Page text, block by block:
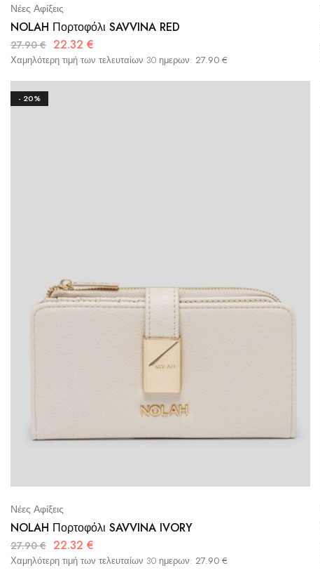
Νέες Αφίξεις
NOLAH Πορτοφόλι SAVVINA RED
27.90€ 22.32 €
Χαμηλότερη τιμή των τελευταίων 30 ημερων: 27.90 €
- 20%
Νέες Αφίξεις
NOLAH Πορτοφόλι SAVVINA IVORY
27.90€ 22.32 €
Χαμηλότερη τιμή των τελευταίων 30 ημερων: 27.90 €